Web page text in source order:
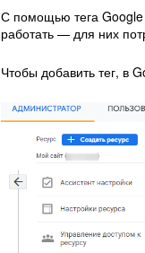
С помощью тега
работать — для них
Чтобы добавить тег, в